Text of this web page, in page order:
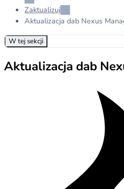
Zaktualizuj
Aktualizacja dab Nexus
W tej sekcji
Aktualizacja dab